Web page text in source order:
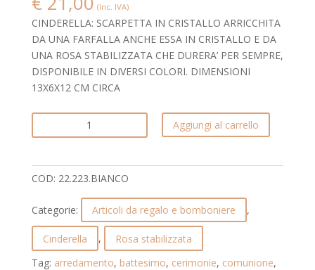
(Inc. IVA)
CINDERELLA: SCARPETTA IN CRISTALLO ARRICCHITA
DA UNA FARFALLA ANCHE ESSA IN CRISTALLO E DA
UNA ROSA STABILIZZATA CHE DURERA’ PER SEMPRE,
DISPONIBILE IN DIVERSI COLORI. DIMENSIONI
13X6X12 CM CIRCA
IN
CINDERELLA.
22.223.BIANCO
Aggiungi al carrello
COD: 22.223.BIANCO
Categorie: Articoli da regalo e bomboniere ,
Cinderella ,
Rosa stabilizzata
Tag: arredamento, battesimo, cerimonie, comunione,